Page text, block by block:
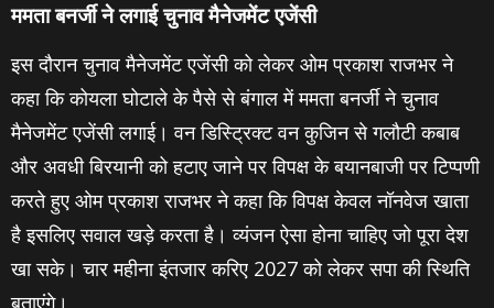
ममता बनर्जी ने लगाई चुनाव मैनेजमेंट एजेंसी
इस दौरान चुनाव मैनेजमेंट एजेंसी को लेकर ओम प्रकाश राजभर ने
कहा कि कोयला घोटाले के पैसे से बंगाल में ममता बनर्जी ने चुनाव
मैनेजमेंट एजेंसी लगाई। वन डिस्ट्रिक्ट वन कुजिन से गलौटी कबाब
और अवधी बिरयानी को हटाए जाने पर विपक्ष के बयानबाजी पर टिप्पणी
करते हुए ओम प्रकाश राजभर ने कहा कि विपक्ष केवल नॉनवेज खाता
है इसलिए सवाल खड़े करता है। व्यंजन ऐसा होना चाहिए जो पूरा देश
खा सके। चार महीना इंतजार करिए 2027 को लेकर सपा की स्थिति
बताएंगे।